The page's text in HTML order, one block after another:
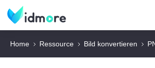
Home Ressource Bild konvertieren